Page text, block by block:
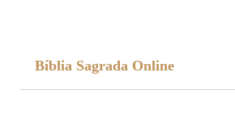
Bíblia Sagrada Online